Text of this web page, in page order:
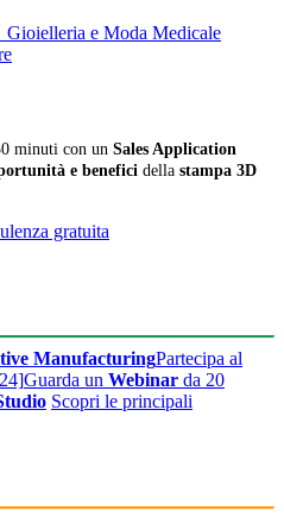
Gioielleria e Moda Medicale
minuti con un Sales Application
e benefici della stampa 3D
gratuita
ManufacturingPartecipa al
Guarda un Webinar da 20
Scopri le principali